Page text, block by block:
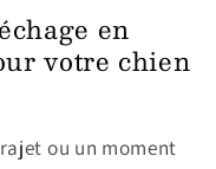
en
votre chien
ou un moment